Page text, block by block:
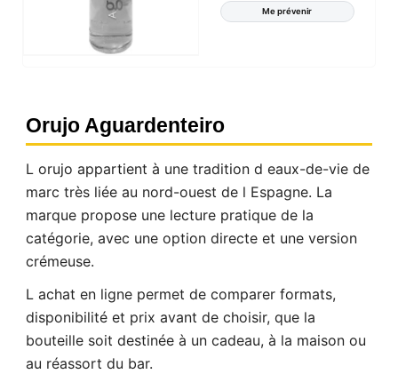
Me prévenir
Orujo Aguardenteiro
L orujo appartient à une tradition d eaux-de-vie de
marc très liée au nord-ouest de l Espagne. La
marque propose une lecture pratique de la
catégorie, avec une option directe et une version
crémeuse.
L achat en ligne permet de comparer formats,
disponibilité et prix avant de choisir, que la
bouteille soit destinée à un cadeau, à la maison ou
au réassort du bar.